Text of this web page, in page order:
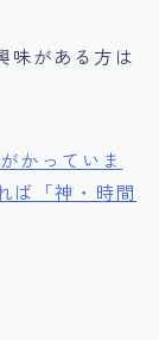
味がある方は
がかっていま
ば「神・時間